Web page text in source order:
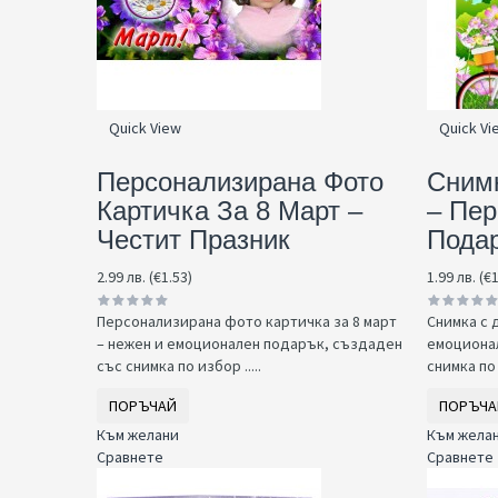
Quick View
Персонализирана Фото
Картичка За 8 Март –
Честит Празник
2.99 лв. (€1.53)
Персонализирана фото картичка за 8 март
– нежен и емоционален подарък, създаден
със снимка по избор .....
ПОРЪЧАЙ
Към желани
Сравнете
Quick
–
1.99 лв.
Снимка с
снимка
Към
Сравнете